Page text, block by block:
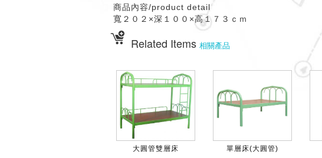
商品內容/product detail
寬２０２×深１００×高１７３ｃｍ
Related Items 相關產品
大圓管雙層床 單層床(大圓管)